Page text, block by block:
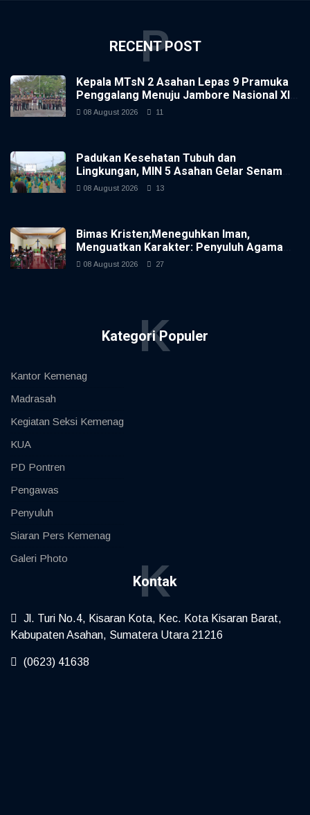
RECENT POST
P
Kepala MTsN 2 Asahan Lepas 9 Pramuka
Penggalang Menuju Jambore Nasional XII
2026
08 August 2026 11
Padukan Kesehatan Tubuh dan
Lingkungan, MIN 5 Asahan Gelar Senam
Pagi Serta Gotong Royong
08 August 2026 13
Bimas Kristen;Meneguhkan Iman,
Menguatkan Karakter: Penyuluh Agama
Kristen dan Bimas Kristen Hadir dalam
08 August 2026 27
Kategori Populer
K
Kantor Kemenag
Madrasah
Kegiatan Seksi Kemenag
KUA
PD Pontren
Pengawas
Penyuluh
Siaran Pers Kemenag
Galeri Photo
Kontak
K
Jl. Turi No.4, Kisaran Kota, Kec. Kota Kisaran Barat,
Kabupaten Asahan, Sumatera Utara 21216
(0623) 41638